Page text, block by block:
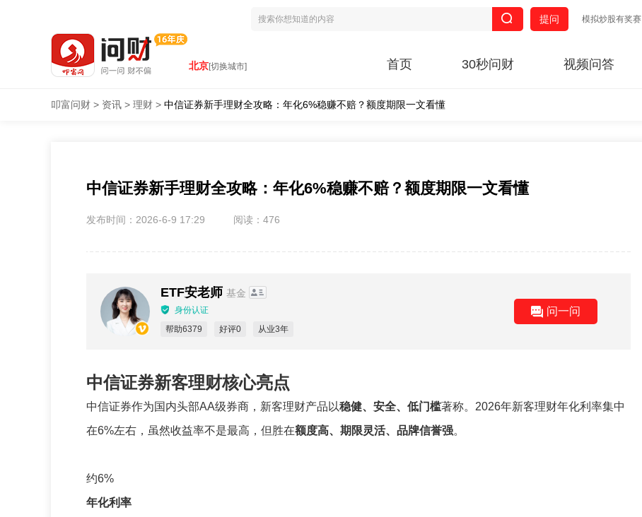
模拟炒股有奖赛
提问
北京[切换城市] 首页 30秒问财 视频问答
叩富问财 > 资讯 > 理财 > 中信证券新手理财全攻略：年化6%稳赚不赔？额度期限一文看懂
中信证券新手理财全攻略：年化6%稳赚不赔？额度期限一文看懂
发布时间：2026-6-9 17:29 阅读：476
ETF安老师 基金
身份认证
帮助6379
好评0 从业3年
问一问
中信证券新客理财核心亮点
中信证券作为国内头部AA级券商，新客理财产品以稳健、安全、低门槛著称。2026年新客理财年化利率集中
在6%左右，虽然收益率不是最高，但胜在额度高、期限灵活、品牌信誉强。
约6%
年化利率